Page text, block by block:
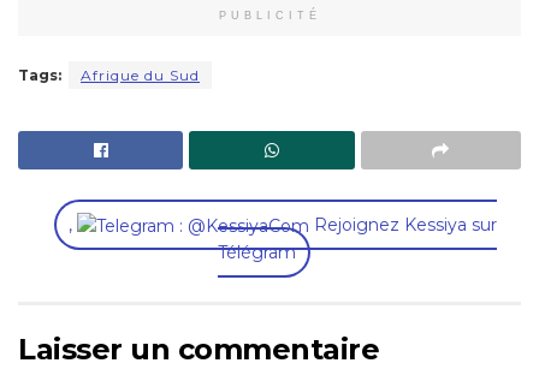
PUBLICITÉ
Tags: Afrique du Sud
,
Rejoignez Kessiya sur
Télégram
Laisser un commentaire